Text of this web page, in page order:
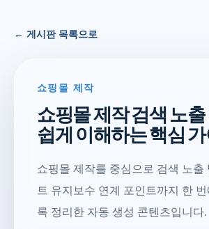
← 게시판 목록으로
쇼핑몰 제작
쇼핑몰 제작 검색 노
쉽게 이해하는 핵심
쇼핑몰 제작를 중심으로 검색 노출
트 유지보수 연계 포인트까지 한
록 정리한 자동 생성 콘텐츠입니다.